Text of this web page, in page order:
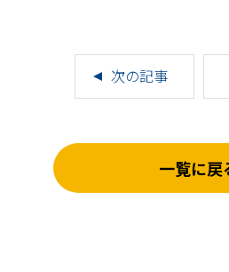
次の記事
一覧に戻